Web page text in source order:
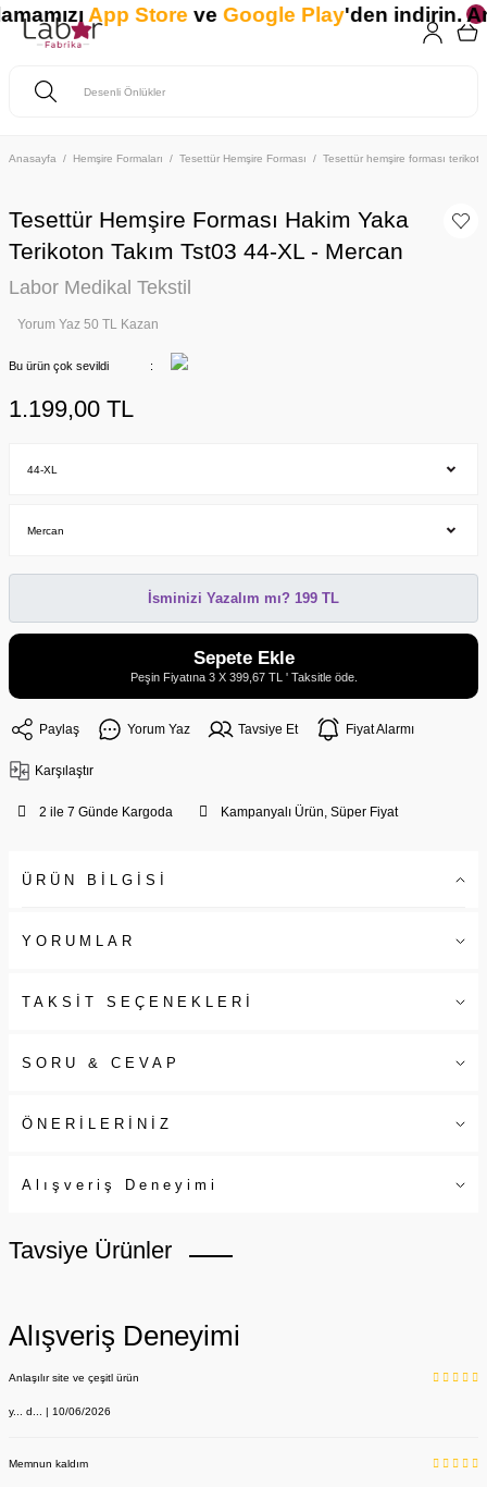
Anasayfa Hemşire Formaları Tesettür Hemşire Forması Tesettür hemşire forması
Tesettür Hemşire Forması Hakim Yaka
Terikoton Takım Tst03 44-XL - Mercan
Labor Medikal Tekstil
Yorum Yaz 50 TL Kazan
Bu ürün çok sevildi
1.199,00 TL
İsminizi Yazalım mı? 199 TL
Sepete Ekle
Peşin Fiyatına 3 X 399,67 TL ' Taksitle öde.
Paylaş Yorum Yaz Tavsiye Et Fiyat Alarmı
Karşılaştır
2 ile 7 Günde Kargoda Kampanyalı Ürün, Süper Fiyat
ÜRÜN BİLGİSİ
YORUMLAR
TAKSİT SEÇENEKLERİ
SORU & CEVAP
ÖNERİLERİNİZ
Alışveriş Deneyimi
Tavsiye Ürünler
Alışveriş Deneyimi
Anlaşılır site ve çeşitl ürün
y... d... | 10/06/2026
Memnun kaldım
App StoreveGoogle Play'den indirin.